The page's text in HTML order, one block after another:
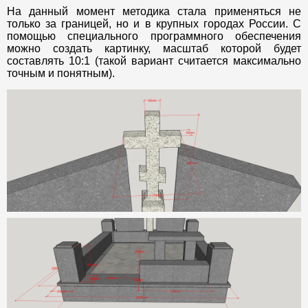
На данный момент методика стала применяться не
только за границей, но и в крупных городах России. С
помощью специального программного обеспечения
можно создать картинку, масштаб которой будет
составлять 10:1 (такой вариант считается максимально
точным и понятным).